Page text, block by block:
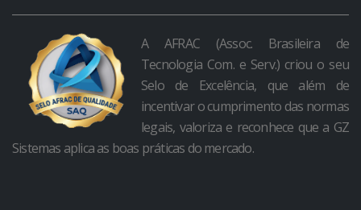
A AFRAC (Assoc. Brasileira de
Tecnologia Com. e Serv.) criou o seu
Selo de Excelência, que além de
incentivar o cumprimento das normas
legais, valoriza e reconhece que a GZ
Sistemas aplica as boas práticas do mercado.